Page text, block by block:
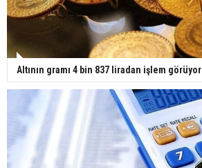
Altının gramı 4 bin 837 liradan işlem görüyor